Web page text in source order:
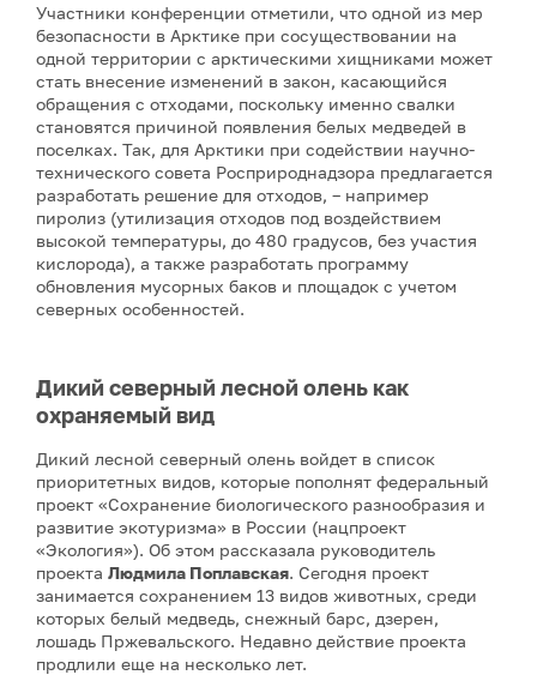
Участники конференции отметили, что одной из мер
безопасности в Арктике при сосуществовании на
одной территории с арктическими хищниками может
стать внесение изменений в закон, касающийся
обращения с отходами, поскольку именно свалки
становятся причиной появления белых медведей в
поселках. Так, для Арктики при содействии научно-
технического совета Росприроднадзора предлагается
разработать решение для отходов, – например
пиролиз (утилизация отходов под воздействием
высокой температуры, до 480 градусов, без участия
кислорода), а также разработать программу
обновления мусорных баков и площадок с учетом
северных особенностей.
Дикий северный лесной олень как
охраняемый вид
Дикий лесной северный олень войдет в список
приоритетных видов, которые пополнят федеральный
проект «Сохранение биологического разнообразия и
развитие экотуризма» в России (нацпроект
«Экология»). Об этом рассказала руководитель
проекта Людмила Поплавская. Сегодня проект
занимается сохранением 13 видов животных, среди
которых белый медведь, снежный барс, дзерен,
лошадь Пржевальского. Недавно действие проекта
продлили еще на несколько лет.